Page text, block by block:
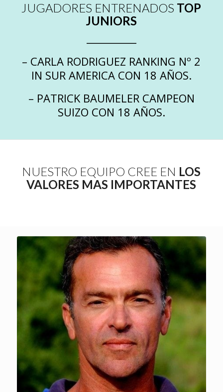
JUGADORES ENTRENADOS TOP
JUNIORS
– CARLA RODRIGUEZ RANKING Nº 2
IN SUR AMERICA CON 18 AÑOS.
– PATRICK BAUMELER CAMPEON
SUIZO CON 18 AÑOS.
NUESTRO EQUIPO CREE EN LOS
VALORES MAS IMPORTANTES